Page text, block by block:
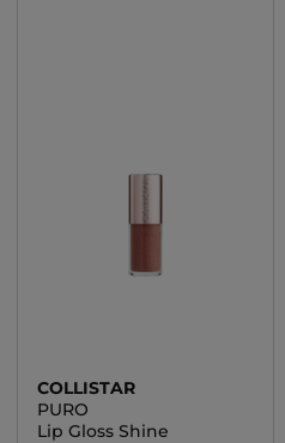
COLLISTAR
PURO
Lip Gloss Shine